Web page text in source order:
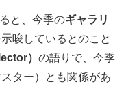
と、今季のギャラリ
唆しているとのこと
） の語りで、今季
ター）とも関係があ